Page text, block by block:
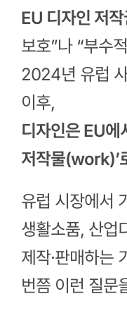
EU 디자인 저작
보호”나 “부수
2024년 유럽
이후,
디자인은 EU에
저작물(work)’
유럽 시장에서
생활소품, 산업
제작·판매하는
번쯤 이런 질문